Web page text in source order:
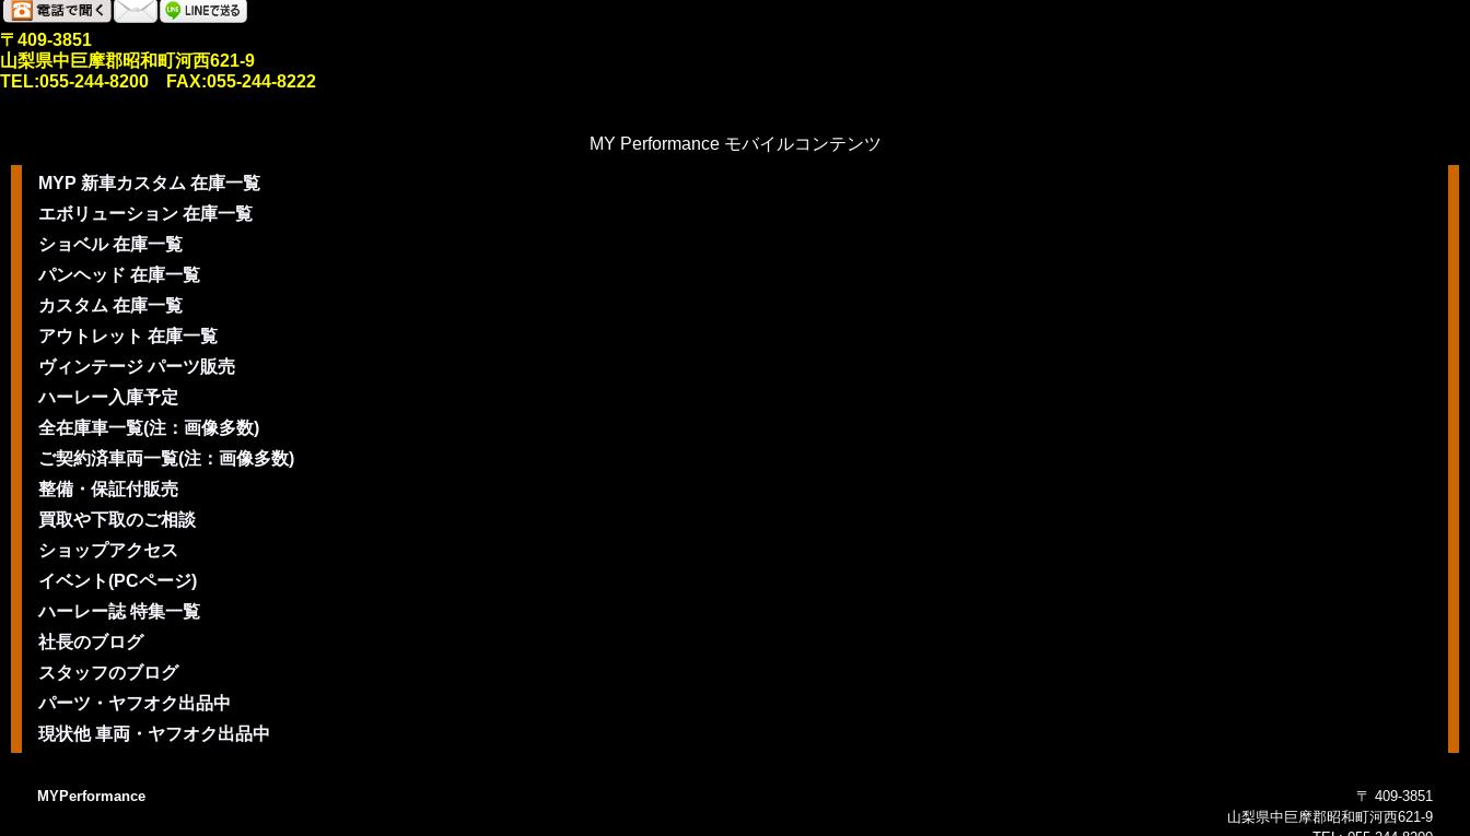
〒409-3851
山梨県中巨摩郡昭和町河西621-9
TEL:055-244-8200 FAX:055-244-8222
MY Performance モバイルコンテンツ
MYP 新車カスタム 在庫一覧
エボリューション 在庫一覧
ショベル 在庫一覧
パンヘッド 在庫一覧
カスタム 在庫一覧
アウトレット 在庫一覧
ヴィンテージ パーツ販売
ハーレー入庫予定
全在庫車一覧(注：画像多数)
ご契約済車両一覧(注：画像多数)
整備・保証付販売
買取や下取のご相談
ショップアクセス
イベント(PCページ)
ハーレー誌 特集一覧
社長のブログ
スタッフのブログ
パーツ・ヤフオク出品中
現状他 車両・ヤフオク出品中
MYPerformance
〒 409-3851
山梨県中巨摩郡昭和町河西621-9